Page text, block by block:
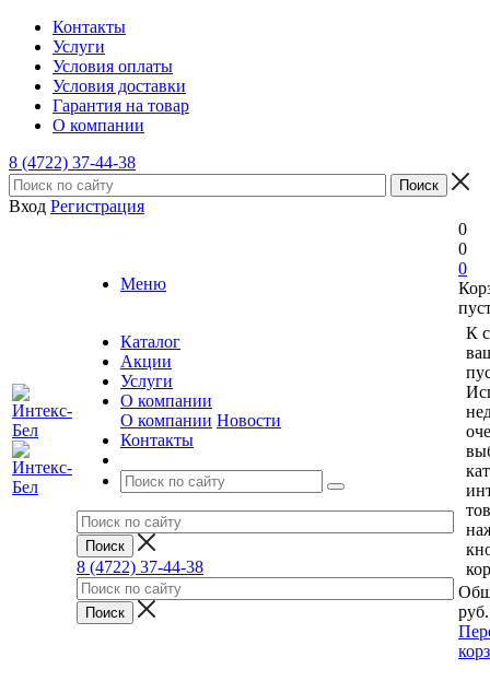
Контакты
Услуги
Условия оплаты
Условия доставки
Гарантия на товар
О компании
8 (4722) 37-44-38
Вход Регистрация
Меню
Каталог
Акции
Услуги
О компании
О компании Новости
Контакты
8 (4722) 37-44-38
0
0
0
К
руб.